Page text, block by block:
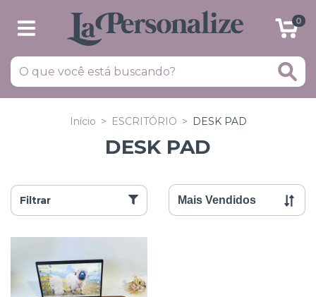
0
Início > ESCRITÓRIO > DESK PAD
DESK PAD
Filtrar